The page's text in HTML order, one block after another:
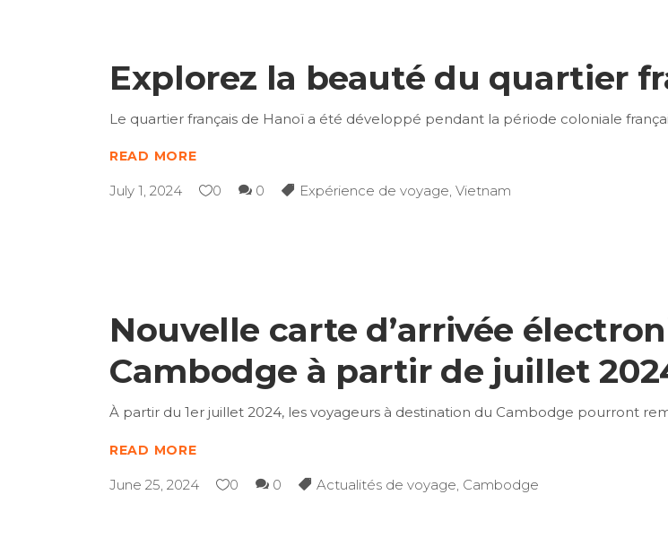
Explorez la beauté du quartier
Le quartier français de Hanoï a été développé pendant la période coloniale
READ MORE
July 1, 2024 0 0 Expérience de voyage, Vietnam
Nouvelle carte d’arrivée
Cambodge à partir de juillet
À partir du 1er juillet 2024, les voyageurs à destination du Cambodge pourront
READ MORE
June 25, 2024 0 0 Actualités de voyage Cambodge